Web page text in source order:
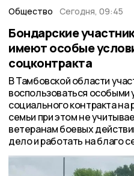
Общество Сегодня, 09:45
Бондарские
имеют особые
соцконтракта
В Тамбовской области
воспользоваться
социального контракта
семьи при этом не
ветеранам боевых
дело и работать на благо